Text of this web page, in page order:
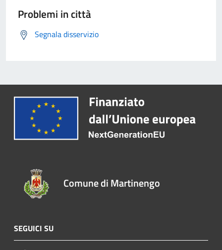
Problemi in città
Segnala disservizio
Comune di Martinengo
SEGUICI SU